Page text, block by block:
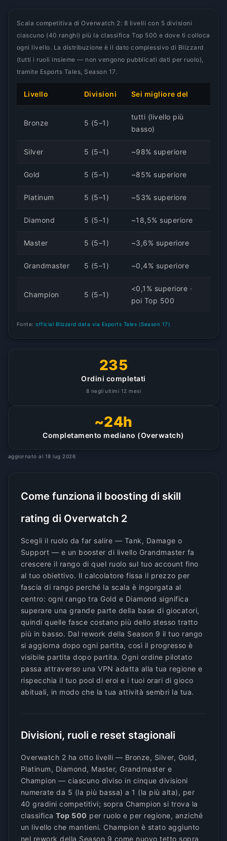
Scala competitiva di Overwatch 2: 8 livelli con 5 divisioni
ciascuno (40 ranghi) più la classifica Top 500 e dove ti colloca
ogni livello. La distribuzione è il dato complessivo di Blizzard
(tutti i ruoli insieme — non vengono pubblicati dati per ruolo),
tramite Esports Tales, Season 17.
Livello Divisioni Sei migliore del
Bronze 5 (5–1)
tutti (livello più
basso)
Silver 5 (5–1) ~98% superiore
Gold 5 (5–1) ~85% superiore
Platinum 5 (5–1) ~53% superiore
Diamond 5 (5–1) ~18,5% superiore
Master 5 (5–1) ~3,6% superiore
Grandmaster 5 (5–1) ~0,4% superiore
Champion 5 (5–1)
<0,1% superiore ·
poi Top 500
Fonte:official Blizzard data via Esports Tales (Season 17)
235
Ordini completati
8 negli ultimi 12 mesi
~24h
Completamento mediano (Overwatch)
aggiornato al 18 lug 2026
Come funziona il boosting di skill
rating di Overwatch 2
Scegli il ruolo da far salire — Tank, Damage o
Support — e un booster di livello Grandmaster fa
crescere il rango di quel ruolo sul tuo account fino
al tuo obiettivo. Il calcolatore fissa il prezzo per
fascia di rango perché la scala è ingorgata al
centro: ogni rango tra Gold e Diamond significa
superare una grande parte della base di giocatori,
quindi quelle fasce costano più dello stesso tratto
più in basso. Dal rework della Season 9 il tuo rango
si aggiorna dopo ogni partita, così il progresso è
visibile partita dopo partita. Ogni ordine pilotato
passa attraverso una VPN adatta alla tua regione e
rispecchia il tuo pool di eroi e i tuoi orari di gioco
abituali, in modo che la tua attività sembri la tua.
Divisioni, ruoli e reset stagionali
Overwatch 2 ha otto livelli — Bronze, Silver, Gold,
Platinum, Diamond, Master, Grandmaster e
Champion — ciascuno diviso in cinque divisioni
numerate da 5 (la più bassa) a 1 (la più alta), per
40 gradini competitivi; sopra Champion si trova la
classificaTop 500 per ruolo e per regione, anziché
un livello che mantieni. Champion è stato aggiunto
nel rework della Season 9 come nuovo tetto sopra